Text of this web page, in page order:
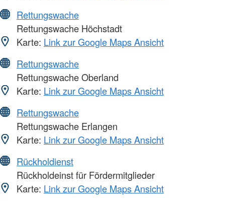
Rettungswache
Rettungswache Höchstadt
Karte: Link zur Google Maps Ansicht
Rettungswache
Rettungswache Oberland
Karte: Link zur Google Maps Ansicht
Rettungswache
Rettungswache Erlangen
Karte: Link zur Google Maps Ansicht
Rückholdienst
Rückholdeinst für Fördermitglieder
Karte: Link zur Google Maps Ansicht